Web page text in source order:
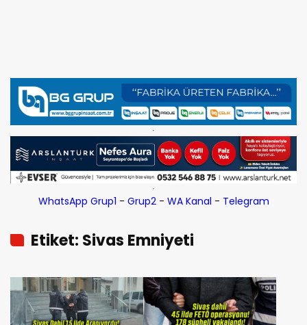
WhatsApp Grup1 - Grup2- WA Kanal - Telegram
Etiket: Sivas Emniyeti